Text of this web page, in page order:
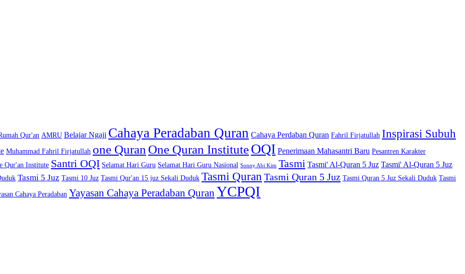
Qur'an AMRU Belajar Ngaji Cahaya Peradaban Quran Cahaya Perdaban Quran Fahril Firjatullah Inspirasi Subuh
Muhammad Fahril Firjatullah one Quran One Quran InstituteOQI Penerimaan Mahasantri Baru Pesantren Karakter
Qur'an Institute Santri OQI Selamat Hari Guru Selamat Hari Guru Nasional Sonny Abi Kim Tasmi Tasmi' Al-Quran 5 Juz Tasmi' Al-Quran 5 Juz
Tasmi 5 Juz Tasmi 10 Juz Tasmi Qur'an 15 juz Sekali Duduk Tasmi Quran Tasmi Quran 5 Juz Tasmi Quran 5 Juz Sekali Duduk Tasmi
Cahaya Peradaban Yayasan Cahaya Peradaban Quran YCPQI